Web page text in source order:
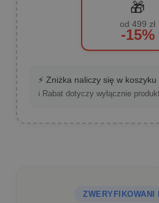
🎁
od 499 zł
-15%
⚡ Zniżka naliczy się w koszyku
ℹ️ Rabat dotyczy wyłącznie
ZWERYFIKOWANI